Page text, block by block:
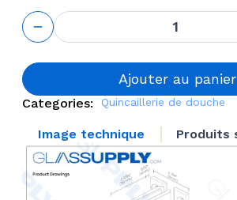
quantité
de GS
90°
Glass-
Square
Hinge
Ajouter au panier
Categories: Quincaillerie de douche
Image technique Produits